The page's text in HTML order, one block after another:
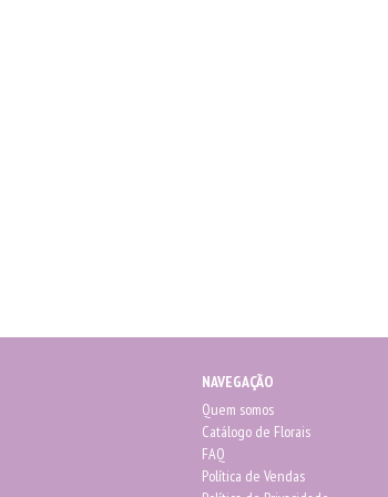
NAVEGAÇÃO
Quem somos
Catálogo de Florais
FAQ
Política de Vendas